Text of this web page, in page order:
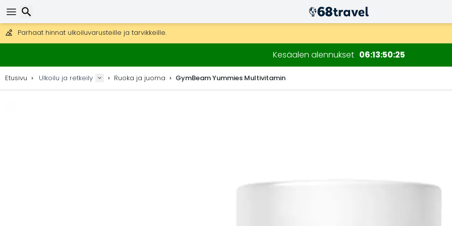
Mahdollisuus lähettää DHL Express -lähetyksenä (toimitus 24 tunnin kuluessa)
30 päivää palautukseen, 90 päivää puukarttoihin ja koristeisiin.
Parhaat hinnat ulkoiluvarusteille ja tarvikkeille.
Kesäalen alennukset 06135024
Etusivu Ulkoilu ja retkeily Ruoka ja juoma GymBeam Yummies Multivitamin